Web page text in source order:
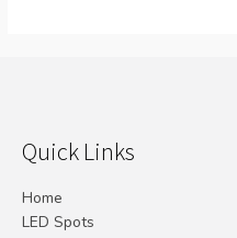
Quick Links
Home
LED Spots